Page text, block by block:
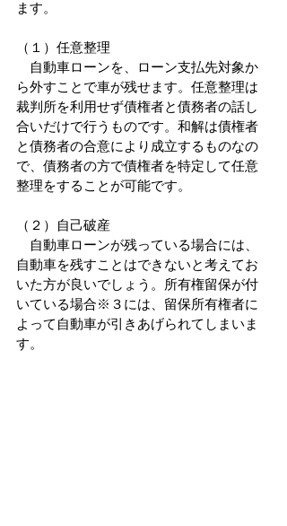
ます。
（１）任意整理
自動車ローンを、ローン支払先対象か
ら外すことで車が残せます。任意整理は
裁判所を利用せず債権者と債務者の話し
合いだけで行うものです。和解は債権者
と債務者の合意により成立するものなの
で、債務者の方で債権者を特定して任意
整理をすることが可能です。
（２）自己破産
自動車ローンが残っている場合には、
自動車を残すことはできないと考えてお
いた方が良いでしょう。所有権留保が付
いている場合※３には、留保所有権者に
よって自動車が引きあげられてしまいま
す。